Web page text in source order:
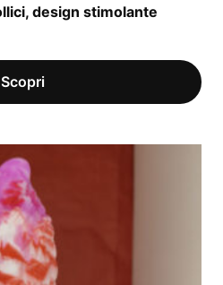
design stimolante